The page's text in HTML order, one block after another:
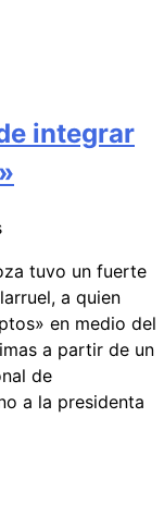
integrar
tuvo un fuerte
a quien
en medio del
a partir de un
de
a la presidenta